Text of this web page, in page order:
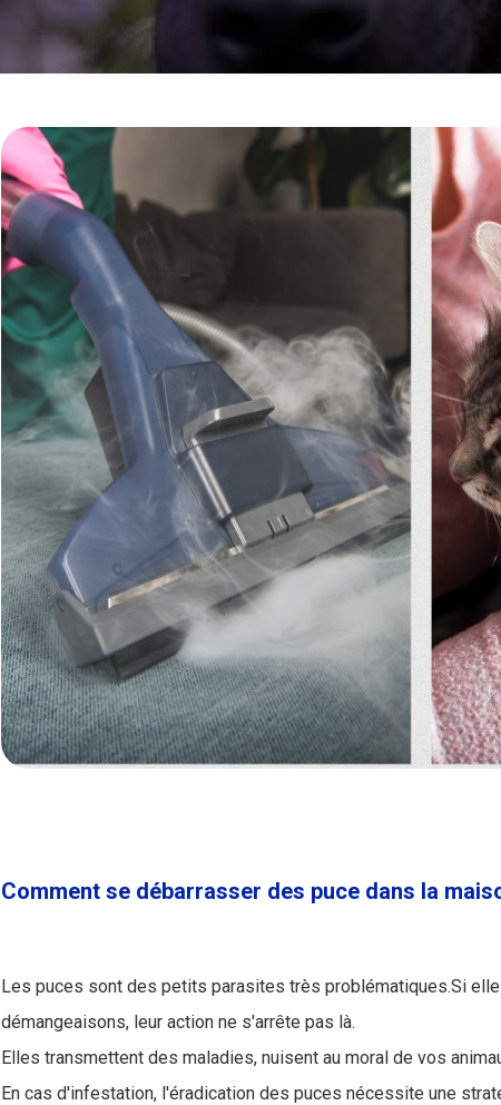
Comment se débarrasser des puce dans la
Les puces sont des petits parasites très problématiques.Si
démangeaisons, leur action ne s'arrête pas là.
Elles transmettent des maladies, nuisent au moral de vos
En cas d'infestation, l'éradication des puces nécessite une